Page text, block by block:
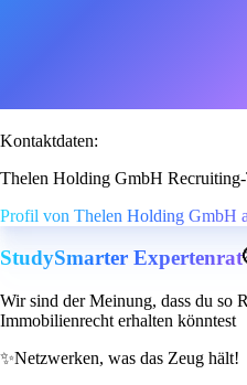
Kontaktdaten:
Thelen Holding GmbH Recruiting-
Profil von Thelen Holding GmbH
StudySmarter Expertenrat
Wir sind der Meinung, dass du so
Immobilienrecht erhalten könntest
✨Netzwerken, was das Zeug hält!